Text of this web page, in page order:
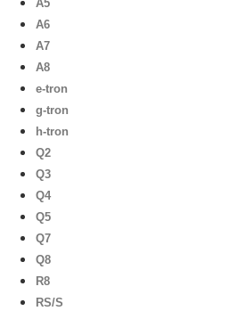
A5
A6
A7
A8
e-tron
g-tron
h-tron
Q2
Q3
Q4
Q5
Q7
Q8
R8
RS/S